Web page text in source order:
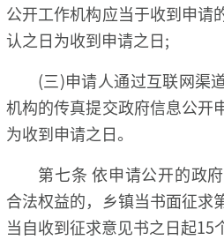
公开工作机构应当于收到申请
认之日为收到申请之日;
(三)申请人通过互联网渠
机构的传真提交政府信息公开
为收到申请之日。
第七条 依申请公开的政
合法权益的，乡镇当书面征求
当自收到征求意见书之日起15